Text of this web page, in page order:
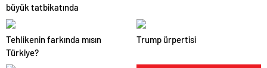
büyük tatbikatında
Tehlikenin farkında mısın
Türkiye?
Trump ürpertisi